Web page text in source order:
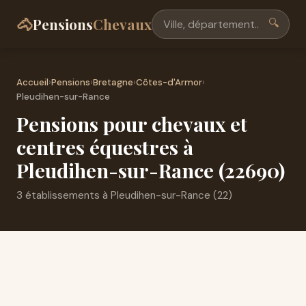
🐴PensionsChevaux 🔍
Accueil›Pensions›Bretagne›Côtes-d'Armor›
Pleudihen-sur-Rance
Pensions pour chevaux et
centres équestres à
Pleudihen-sur-Rance (22690)
3 établissements à Pleudihen-sur-Rance (22)